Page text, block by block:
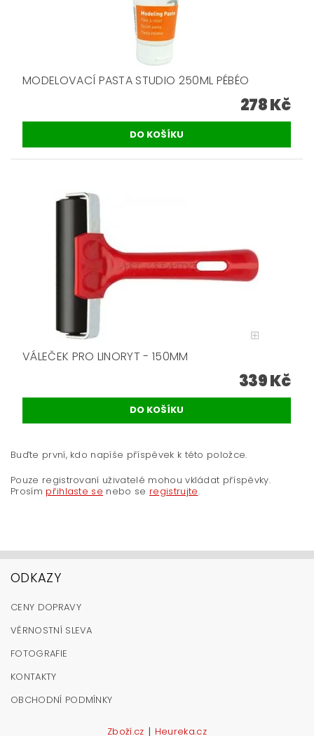
MODELOVACÍ PASTA STUDIO 250ML PÉBÉO
278 Kč
VÁLEČEK PRO LINORYT - 150MM
339 Kč
Buďte první, kdo napíše příspěvek k této položce.
Pouze registrovaní uživatelé mohou vkládat příspěvky.
Prosím přihlaste se nebo se registrujte.
ODKAZY
CENY DOPRAVY
VĚRNOSTNÍ SLEVA
FOTOGRAFIE
KONTAKTY
OBCHODNÍ PODMÍNKY
Zboží.cz | Heureka.cz